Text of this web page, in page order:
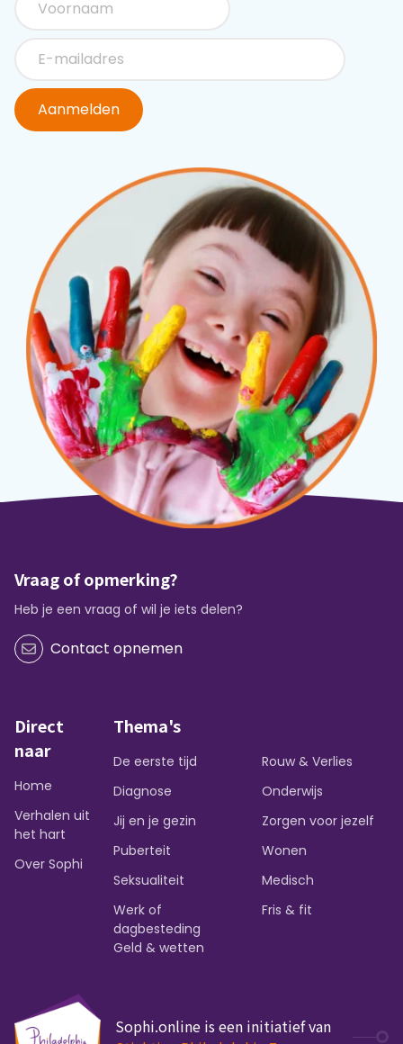
Aanmelden
Vraag of opmerking?
Heb je een vraag of wil je iets delen?
Contact opnemen
Direct
naar
Home
Verhalen uit
het hart
Over Sophi
Thema's
De eerste tijd
Diagnose
Jij en je gezin
Puberteit
Seksualiteit
Werk of
dagbesteding
Rouw & Verlies
Onderwijs
Zorgen voor jezelf
Wonen
Medisch
Fris & fit
Geld & wetten
Sophi.online is een initiatief van